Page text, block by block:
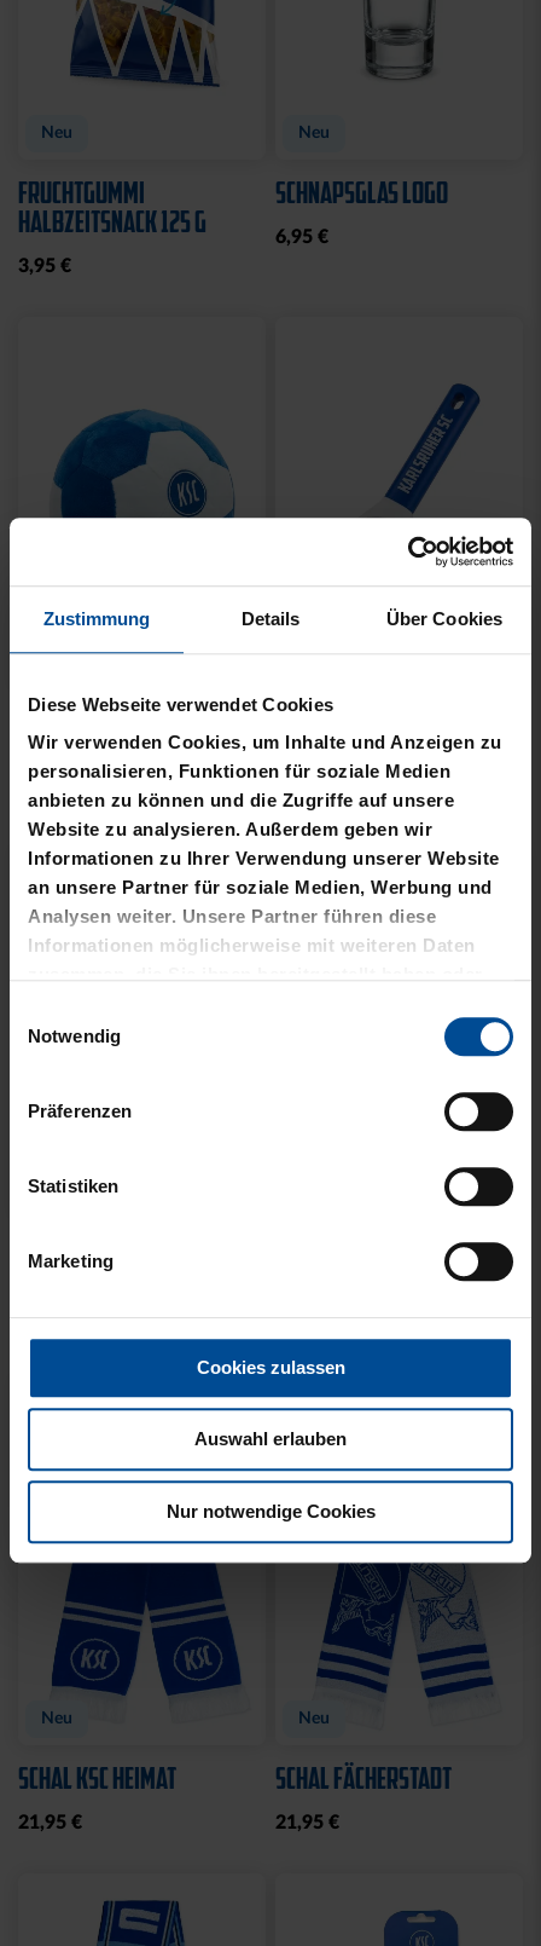
Zustimmung Details Über Cookies
Diese Webseite verwendet Cookies
Wir verwenden Cookies, um Inhalte und Anzeigen zu
personalisieren, Funktionen für soziale Medien
anbieten zu können und die Zugriffe auf unsere
Website zu analysieren. Außerdem geben wir
Informationen zu Ihrer Verwendung unserer Website
an unsere Partner für soziale Medien, Werbung und
Analysen weiter. Unsere Partner führen diese
Informationen möglicherweise mit weiteren Daten
gesammelt haben.
Notwendig
Präferenzen
Statistiken
Marketing
Cookies zulassen
Auswahl erlauben
Nur notwendige Cookies
Neu
FRUCHTGUMMI
HALBZEITSNACK 125 G
3,95 €
Neu
SCHNAPSGLAS LOGO
6,95 €
PLÜSCHBALL LOGO
GROSS
14,95 €
PIZZASCHNEIDER KSC
12,95 €
Neu
SCHAL WILLI HELLBLAU
KIDS
14,95 €
SCHAL STADION BLAU-
21,95 €
Neu
SCHAL KSC HEIMAT
21,95 €
Neu
SCHAL FÄCHERSTADT
21,95 €